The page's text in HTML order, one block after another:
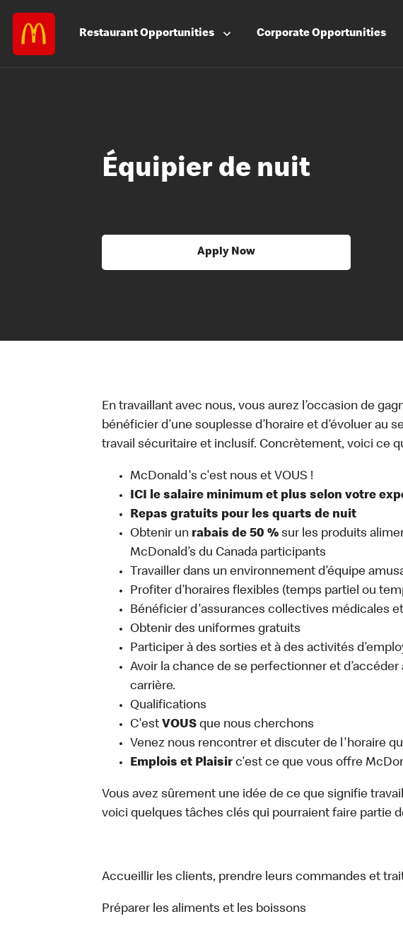
RestaurantOpportunities CorporateOpportunities
Équipier de nuit
Apply Now
En travaillant avec nous, vous aurez l’occasion de
bénéficier d’une souplesse d’horaire et d’évoluer au
travail sécuritaire et inclusif. Concrètement, voici ce
McDonald's c'est nous et VOUS !
ICI le salaire minimum et plus selon votre
Repas gratuits pour les quarts de nuit
Obtenir un rabais de 50 % sur les produits
McDonald’s du Canada participants
Travailler dans un environnement d’équipe
Profiter d’horaires flexibles (temps partiel ou
Bénéficier d'assurances collectives médicales
Obtenir des uniformes gratuits
Participer à des sorties et à des activités
Avoir la chance de se perfectionner et
carrière.
Qualifications
C'est VOUS que nous cherchons
Venez nous rencontrer et discuter de l'horaire
Emplois et Plaisir c'est ce que vous offre
Vous avez sûrement une idée de ce que signifie
voici quelques tâches clés qui pourraient faire partie
Accueillir les clients, prendre leurs commandes et
Préparer les aliments et les boissons